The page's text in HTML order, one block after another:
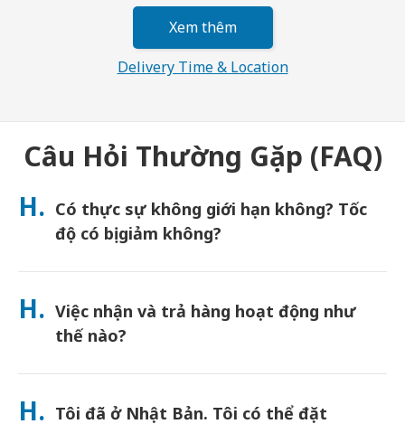
Xem thêm
Delivery Time & Location
Câu Hỏi Thường Gặp (FAQ)
H. Có thực sự không giới hạn không? Tốc
độ có bị giảm không?
Dung lượng thực sự không giới hạn và Japan Wireless không
thông. Bạn có thể sử dụng bao nhiêu dung lượng tùy thích suốt
cả ngày. (Giống như bất kỳ mạng di động nào, tắc nghẽn nhà
mạng tạm thời có thể ảnh hưởng đến tốc độ). Nếu xảy ra việc
H. Việc nhận và trả hàng hoạt động như
thế nào?
Nhận tại các sân bay chính, hoặc chọn giao hàng đến khách
hành). Đã bao gồm phong bì trả hàng miễn cước—chỉ cần thả
H. Tôi đã ở Nhật Bản. Tôi có thể đặt